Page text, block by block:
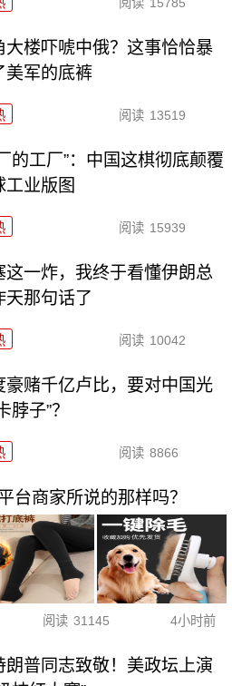
大楼吓唬中俄？这事恰恰暴
美军的底裤
阅读 13519
的工厂”：中国这棋彻底颠覆
工业版图
阅读 15939
这一炸，我终于看懂伊朗总
天那句话了
阅读 10042
豪赌千亿卢比，要对中国光
脖子”？
阅读 8866
台商家所说的那样吗？
阅读 31145 4小时前
朗普同志致敬！美政坛上演